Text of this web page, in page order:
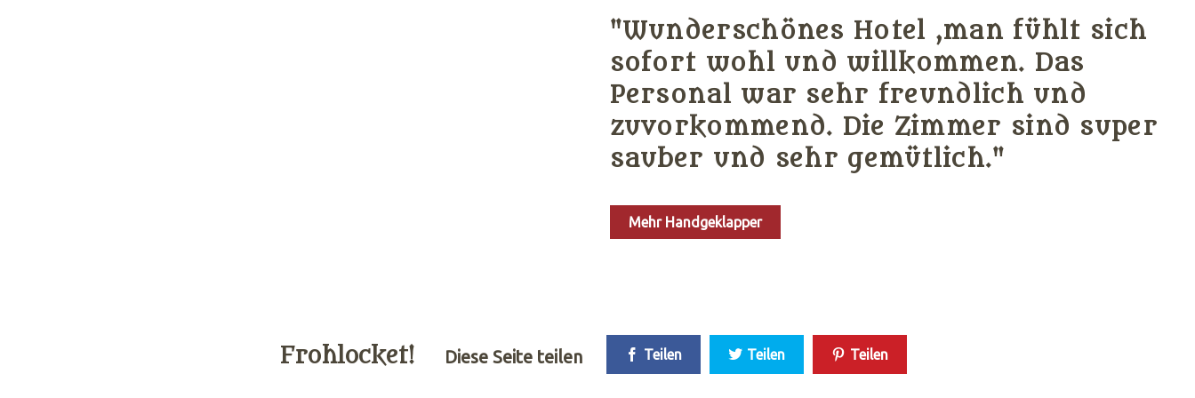
"Wunderschönes Hotel ,man fühlt sich
sofort wohl und willkommen. Das
Personal war sehr freundlich und
zuvorkommend. Die Zimmer sind super
sauber und sehr gemütlich."
Mehr Handgeklapper
Frohlocket! Diese Seite teilen Teilen Teilen Teilen